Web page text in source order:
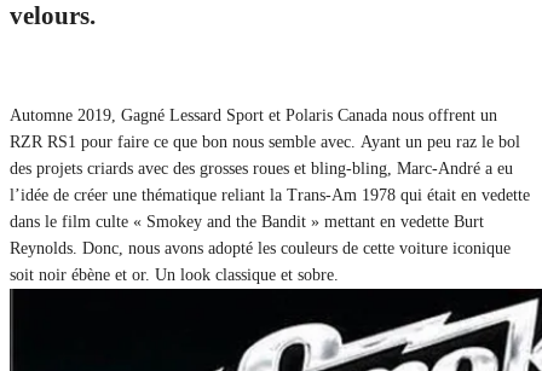
velours.
Automne 2019, Gagné Lessard Sport et Polaris Canada nous offrent un
RZR RS1 pour faire ce que bon nous semble avec. Ayant un peu raz le bol
des projets criards avec des grosses roues et bling-bling, Marc-André a eu
l’idée de créer une thématique reliant la Trans-Am 1978 qui était en vedette
dans le film culte « Smokey and the Bandit » mettant en vedette Burt
Reynolds. Donc, nous avons adopté les couleurs de cette voiture iconique
soit noir ébène et or. Un look classique et sobre.